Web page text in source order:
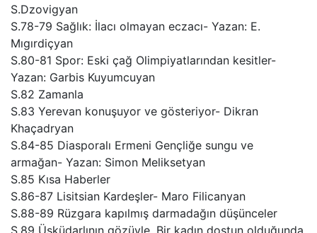
S.Dzovigyan
S.78-79 Sağlık: İlacı olmayan eczacı- Yazan: E.
Mıgırdiçyan
S.80-81 Spor: Eski çağ Olimpiyatlarından kesitler-
Yazan: Garbis Kuyumcuyan
S.82 Zamanla
S.83 Yerevan konuşuyor ve gösteriyor- Dikran
Khaçadryan
S.84-85 Diasporalı Ermeni Gençliğe sungu ve
armağan- Yazan: Simon Meliksetyan
S.85 Kısa Haberler
S.86-87 Lisitsian Kardeşler- Maro Filicanyan
S.88-89 Rüzgara kapılmış darmadağın düşünceler
S.89 Üsküdarlının gözüyle, Bir kadın dostun olduğunda,